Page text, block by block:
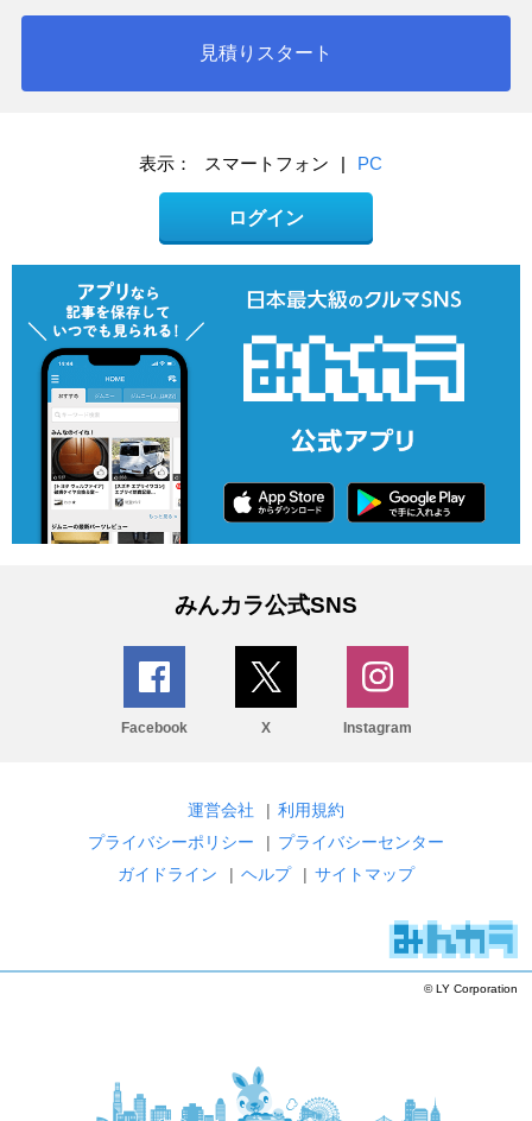
見積りスタート
表示： スマートフォン | PC
ログイン
みんカラ公式SNS
Facebook X Instagram
運営会社 | 利用規約
プライバシーポリシー
| プライバシーセンター
ガイドライン
| ヘルプ | サイトマップ
© LY Corporation